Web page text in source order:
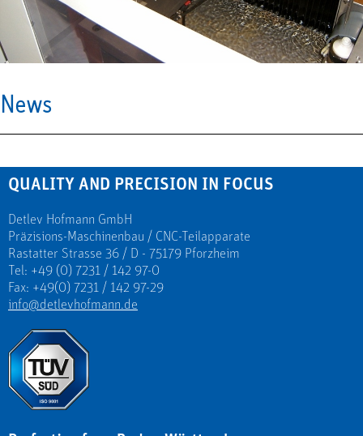
News
QUALITY AND PRECISION IN FOCUS
Detlev Hofmann GmbH
Präzisions-Maschinenbau / CNC-Teilapparate
Rastatter Strasse 36 / D - 75179 Pforzheim
Tel: +49 (0) 7231 / 142 97-0
Fax: +49(0) 7231 / 142 97-29
info@detlevhofmann.de